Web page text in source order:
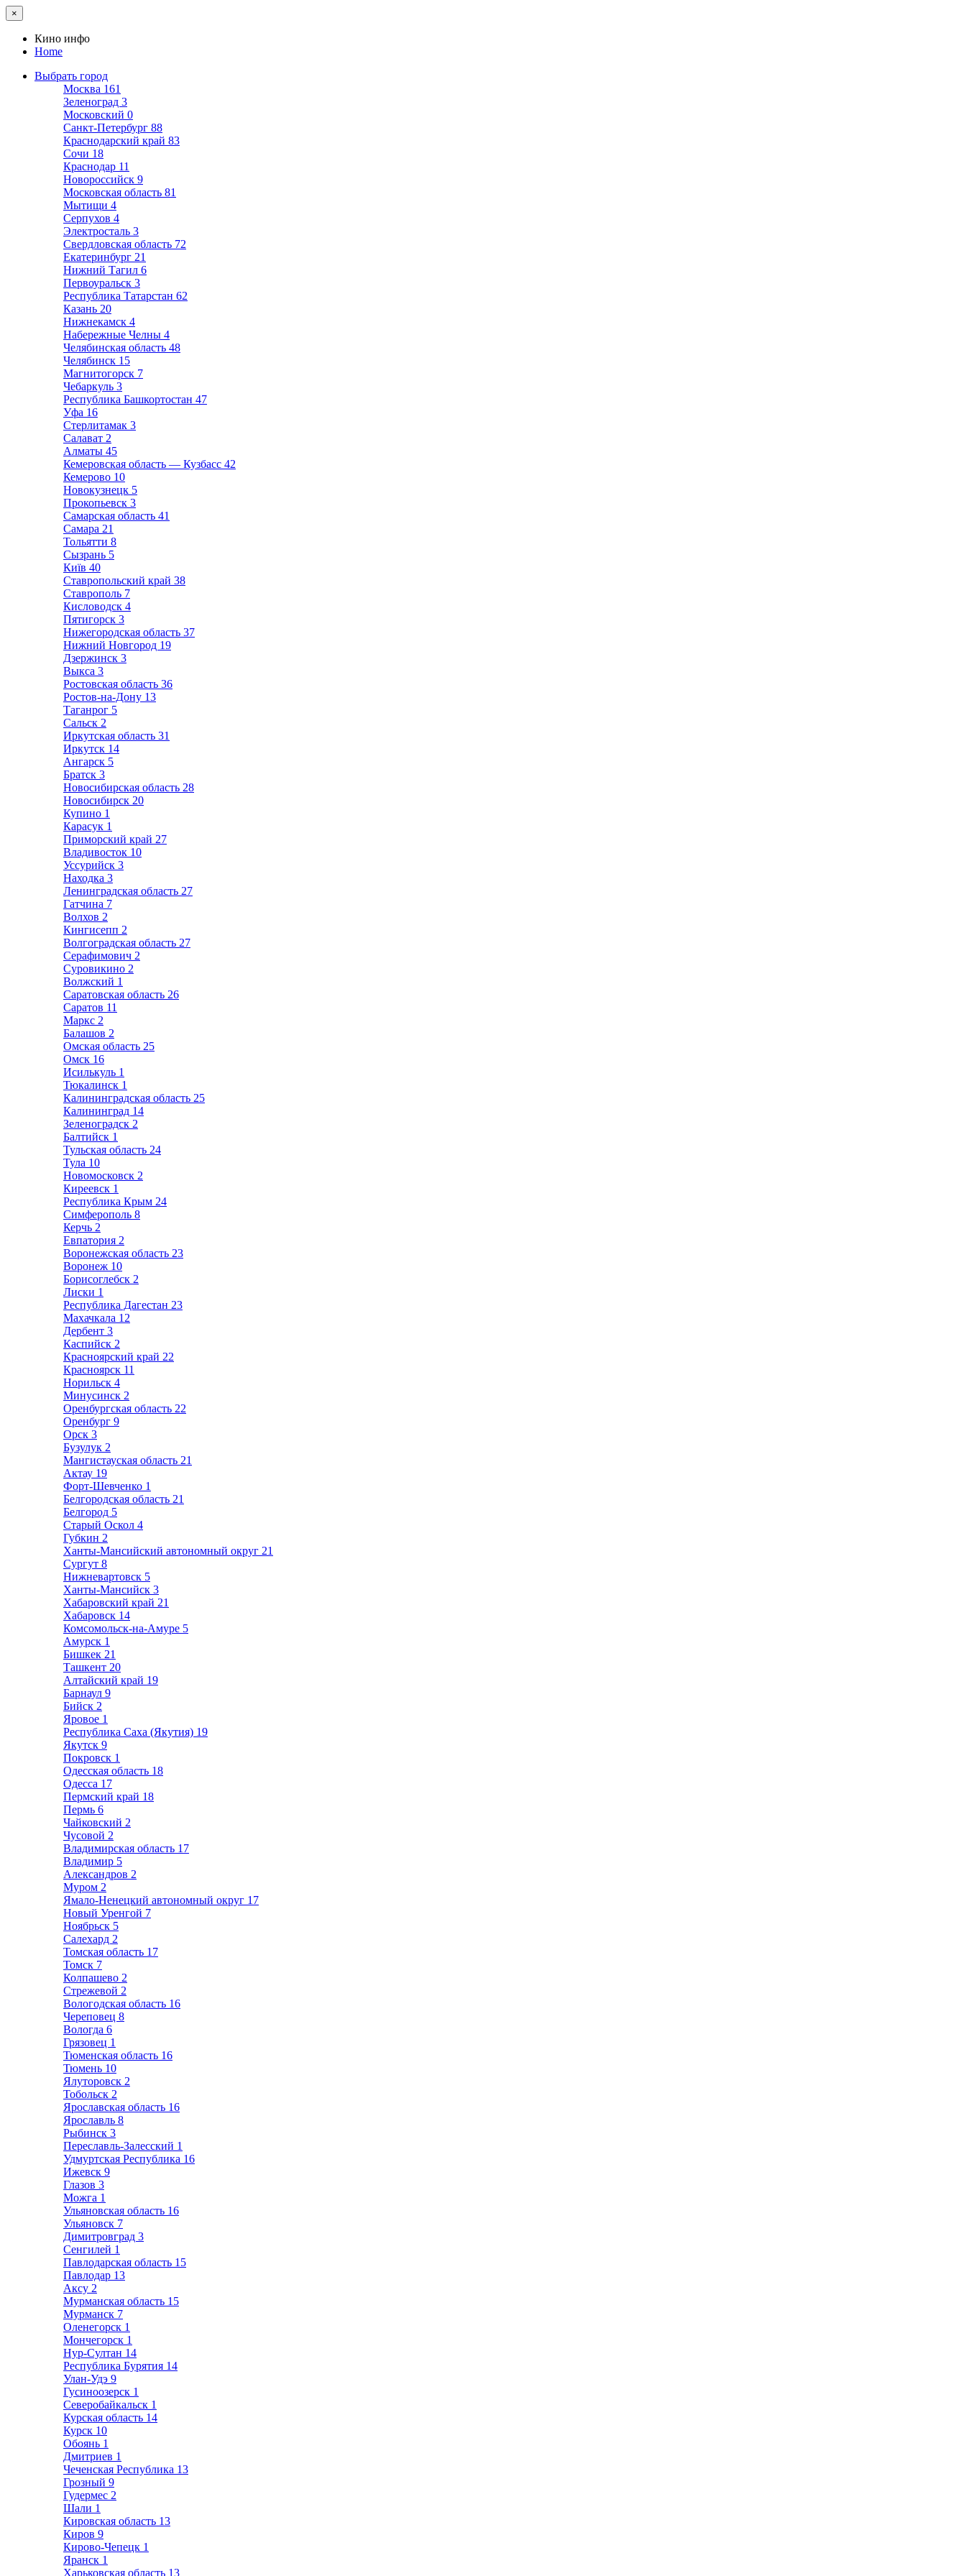
×
Кино инфо
Home
Выбрать город
Москва 161
Зеленоград 3
Московский 0
Санкт-Петербург 88
Краснодарский край 83
Сочи 18
Краснодар 11
Новороссийск 9
Московская область 81
Мытищи 4
Серпухов 4
Электросталь 3
Свердловская область 72
Екатеринбург 21
Нижний Тагил 6
Первоуральск 3
Республика Татарстан 62
Казань 20
Нижнекамск 4
Набережные Челны 4
Челябинская область 48
Челябинск 15
Магнитогорск 7
Чебаркуль 3
Республика Башкортостан 47
Уфа 16
Стерлитамак 3
Салават 2
Алматы 45
Кемеровская область — Кузбасс 42
Кемерово 10
Новокузнецк 5
Прокопьевск 3
Самарская область 41
Самара 21
Тольятти 8
Сызрань 5
Київ 40
Ставропольский край 38
Ставрополь 7
Кисловодск 4
Пятигорск 3
Нижегородская область 37
Нижний Новгород 19
Дзержинск 3
Выкса 3
Ростовская область 36
Ростов-на-Дону 13
Таганрог 5
Сальск 2
Иркутская область 31
Иркутск 14
Ангарск 5
Братск 3
Новосибирская область 28
Новосибирск 20
Купино 1
Карасук 1
Приморский край 27
Владивосток 10
Уссурийск 3
Находка 3
Ленинградская область 27
Гатчина 7
Волхов 2
Кингисепп 2
Волгоградская область 27
Серафимович 2
Суровикино 2
Волжский 1
Саратовская область 26
Саратов 11
Маркс 2
Балашов 2
Омская область 25
Омск 16
Исилькуль 1
Тюкалинск 1
Калининградская область 25
Калининград 14
Зеленоградск 2
Балтийск 1
Тульская область 24
Тула 10
Новомосковск 2
Киреевск 1
Республика Крым 24
Симферополь 8
Керчь 2
Евпатория 2
Воронежская область 23
Воронеж 10
Борисоглебск 2
Лиски 1
Республика Дагестан 23
Махачкала 12
Дербент 3
Каспийск 2
Красноярский край 22
Красноярск 11
Норильск 4
Минусинск 2
Оренбургская область 22
Оренбург 9
Орск 3
Бузулук 2
Мангистауская область 21
Актау 19
Форт-Шевченко 1
Белгородская область 21
Белгород 5
Старый Оскол 4
Губкин 2
Ханты-Мансийский автономный округ 21
Сургут 8
Нижневартовск 5
Ханты-Мансийск 3
Хабаровский край 21
Хабаровск 14
Комсомольск-на-Амуре 5
Амурск 1
Бишкек 21
Ташкент 20
Алтайский край 19
Барнаул 9
Бийск 2
Яровое 1
Республика Саха (Якутия) 19
Якутск 9
Покровск 1
Одесская область 18
Одесса 17
Пермский край 18
Пермь 6
Чайковский 2
Чусовой 2
Владимирская область 17
Владимир 5
Александров 2
Муром 2
Ямало-Ненецкий автономный округ 17
Новый Уренгой 7
Ноябрьск 5
Салехард 2
Томская область 17
Томск 7
Колпашево 2
Стрежевой 2
Вологодская область 16
Череповец 8
Вологда 6
Грязовец 1
Тюменская область 16
Тюмень 10
Ялуторовск 2
Тобольск 2
Ярославская область 16
Ярославль 8
Рыбинск 3
Переславль-Залесский 1
Удмуртская Республика 16
Ижевск 9
Глазов 3
Можга 1
Ульяновская область 16
Ульяновск 7
Димитровград 3
Сенгилей 1
Павлодарская область 15
Павлодар 13
Аксу 2
Мурманская область 15
Мурманск 7
Оленегорск 1
Мончегорск 1
Нур-Султан 14
Республика Бурятия 14
Улан-Удэ 9
Гусиноозерск 1
Северобайкальск 1
Курская область 14
Курск 10
Обоянь 1
Дмитриев 1
Чеченская Республика 13
Грозный 9
Гудермес 2
Шали 1
Кировская область 13
Киров 9
Кирово-Чепецк 1
Яранск 1
Харьковская область 13